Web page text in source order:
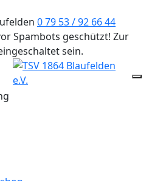
0 79 53 / 92 66 44
Spambots geschützt! Zur
sein.